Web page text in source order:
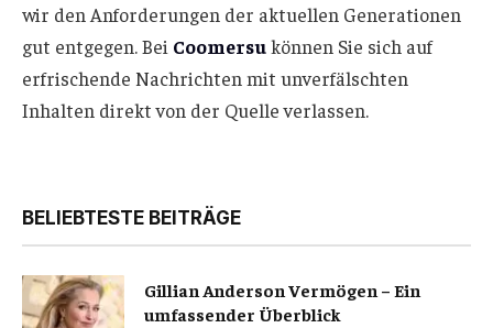
wir den Anforderungen der aktuellen Generationen
gut entgegen. Bei Coomersukönnen Sie sich auf
erfrischende Nachrichten mit unverfälschten
Inhalten direkt von der Quelle verlassen.
BELIEBTESTE BEITRÄGE
Gillian Anderson Vermögen – Ein
umfassender Überblick